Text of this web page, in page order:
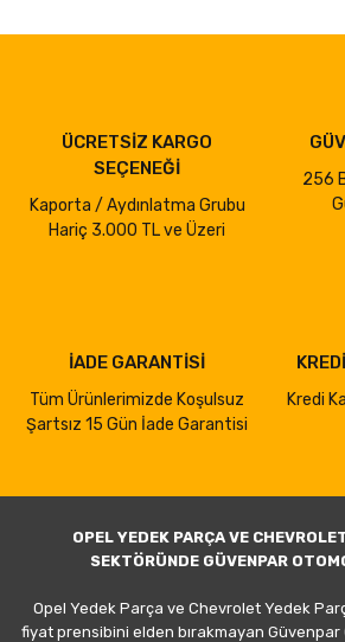
ÜCRETSİZ KARGO
SEÇENEĞİ
Kaporta / Aydınlatma Grubu
Hariç 3.000 TL ve Üzeri
256
İADE GARANTİSİ
Tüm Ürünlerimizde Koşulsuz
Şartsız 15 Gün İade Garantisi
Kredi
OPEL YEDEK PARÇA VE
SEKTÖRÜNDE GÜVENPAR
Opel Yedek Parça ve Chevrolet Yedek
fiyat prensibini elden bırakmayan Güvenpar